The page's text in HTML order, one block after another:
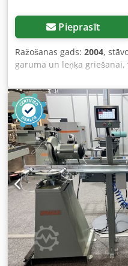
Pieprasīt
Ražošanas gads: 2004,
garuma un leņķa griešanai,
alumīnija ripzāģis, metāla
apakšgrīdas ripzāģis ar
kapzāģis, apakšgrīdas
pusautomātisks alumīnija
zāģis - Ražotājs: Graule,
Apgriezieni: 2700 apgr./min
pagriežams - Griešanas
Griešanas apjoms: 45°
Transportēšanas izmēri:
Hafkex Ab Rjrf - Svars: 185